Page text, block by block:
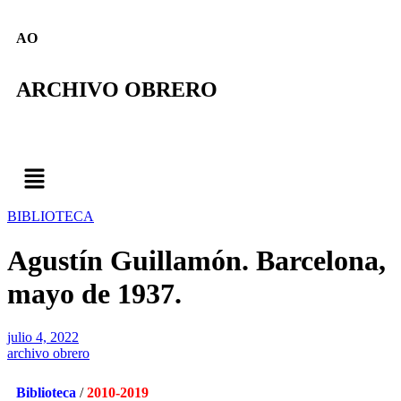
AO
ARCHIVO OBRERO
BIBLIOTECA
Agustín Guillamón. Barcelona,
mayo de 1937.
julio 4, 2022
archivo obrero
Biblioteca /2010-2019